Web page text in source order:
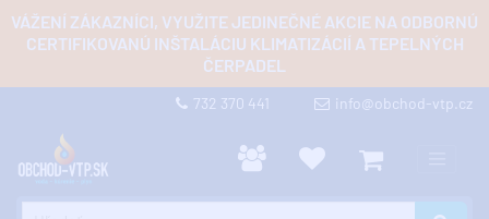
VÁŽENÍ ZÁKAZNÍCI, VYUŽITE JEDINEČNÉ AKCIE NA ODBORNÚ
CERTIFIKOVANÚ INŠTALÁCIU KLIMATIZÁCIÍ A TEPELNÝCH
ČERPADEL
732 370 441 info@obchod-vtp.cz